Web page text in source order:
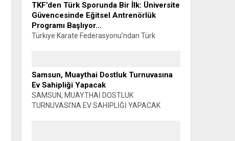
TKF’den Türk Sporunda Bir İlk: Üniversite
Güvencesinde Eğitsel Antrenörlük
Programı Başlıyor…
Türkiye Karate Federasyonu’ndan Türk
SİYAHKUŞAK Türkiye Karate Federasyonu ile
Manisa Celal Bayar...
Samsun, Muaythai Dostluk Turnuvasına
Ev Sahipliği Yapacak
SAMSUN, MUAYTHAİ DOSTLUK
TURNUVASI’NA EV SAHİPLİĞİ YAPACAK